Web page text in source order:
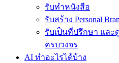
รับทำหนังสือ
รับสร้าง Personal
รับเป็นที่ปรึกษา แล
ครบวงจร
AI ทำอะไรได้บ้าง